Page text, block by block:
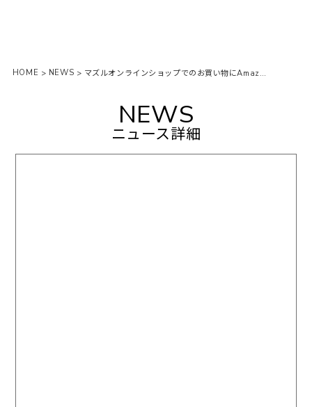
HOME > NEWS > マズルオンラインショップでのお買い物にAmazon Payがご利用いただけるようになりました。
NEWS
ニュース詳細